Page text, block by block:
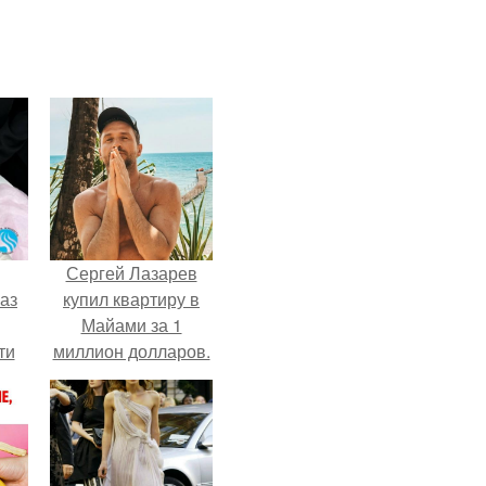
Сергей Лазарев
купил квартиру в
Майами за 1
миллион долларов.